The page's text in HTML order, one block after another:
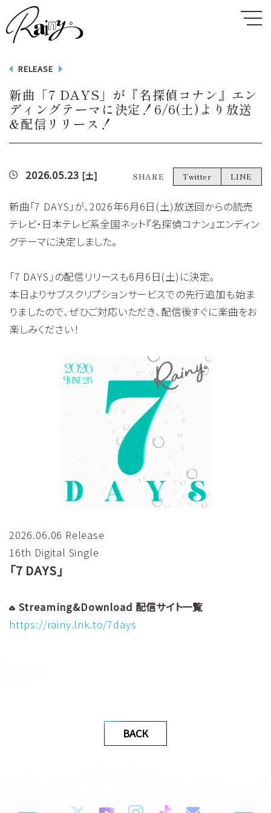
RELEASE
新曲「7 DAYS」が『名探偵コナン』エン
ディングテーマに決定！6/6(土)より放送
&配信リリース！
2026.05.23 [土] SHARE Twitter LINE
新曲「7 DAYS」が、2026年6月6日(土)放送回からの読売
テレビ・日本テレビ系全国ネット『名探偵コナン』エンディン
グテーマに決定しました。
「7 DAYS」の配信リリースも6月6日(土)に決定。
本日よりサブスクリプションサービスでの先行追加も始ま
りましたので、ぜひご対応いただき、配信後すぐに楽曲をお
楽しみください！
2026.06.06 Release
16th Digital Single
「7 DAYS」
Streaming&Download 配信サイト一覧
https://rainy.lnk.to/7days
BACK